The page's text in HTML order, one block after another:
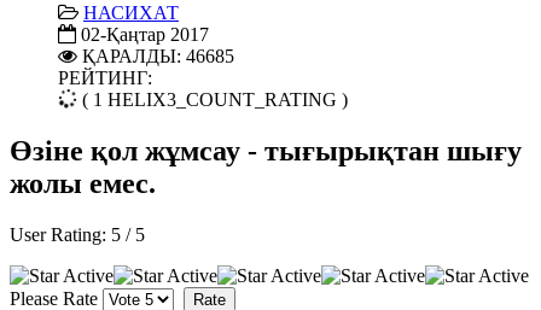
НАСИХАТ
02-Қаңтар 2017
ҚАРАЛДЫ: 46685
РЕЙТИНГ:
( 1 HELIX3_COUNT_RATING )
Өзіне қол жұмсау - тығырықтан шығу
жолы емес.
User Rating: 5 / 5
Please Rate